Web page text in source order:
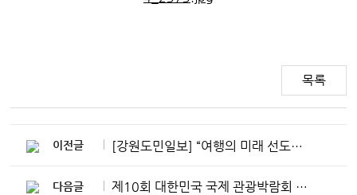
목록
이전글 [강원도민일보] “여행의 미래 선도하는 지속가능한 관광 플랫폼”
제10회 대한민국 국제 관광박람회 개막식 [포토뉴스]
다음글